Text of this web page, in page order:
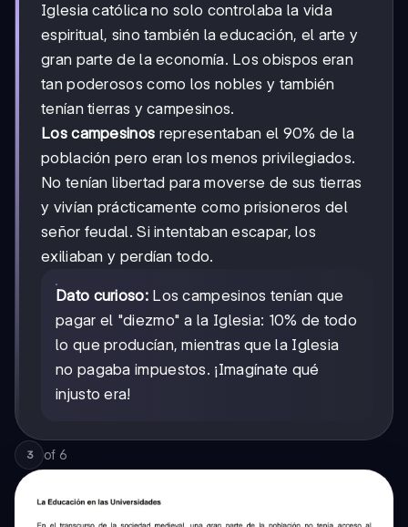
Iglesia católica no solo controlaba la vida
espiritual, sino también la educación, el arte y
gran parte de la economía. Los obispos eran
tan poderosos como los nobles y también
tenían tierras y campesinos.
Los campesinos representaban el 90% de la
población pero eran los menos privilegiados.
No tenían libertad para moverse de sus tierras
y vivían prácticamente como prisioneros del
señor feudal. Si intentaban escapar, los
exiliaban y perdían todo.
Dato curioso:Los campesinos tenían que
pagar el "diezmo" a la Iglesia: 10% de todo
lo que producían, mientras que la Iglesia
no pagaba impuestos. ¡Imagínate qué
injusto era!
3 of 6